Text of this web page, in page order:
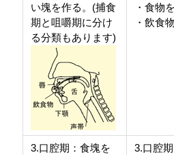
い塊を作る。(捕食
期と咀嚼期に分け
る分類もあります)
・食物
・飲食
3.口腔期：食塊を
3.口腔期